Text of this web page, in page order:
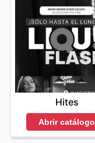
Hites
Abrir catálogo